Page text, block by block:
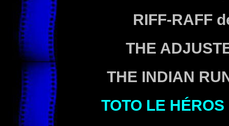
RIFF-RAFF
THE
THE INDIAN
TOTO LE HÉROS